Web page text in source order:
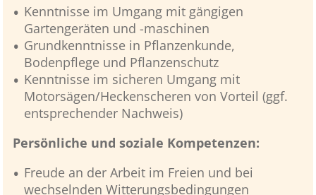
Kenntnisse im Umgang mit gängigen
Gartengeräten und -maschinen
Grundkenntnisse in Pflanzenkunde,
Bodenpflege und Pflanzenschutz
Kenntnisse im sicheren Umgang mit
Motorsägen/Heckenscheren von Vorteil (ggf.
entsprechender Nachweis)
Persönliche und soziale Kompetenzen:
Freude an der Arbeit im Freien und bei
wechselnden Witterungsbedingungen